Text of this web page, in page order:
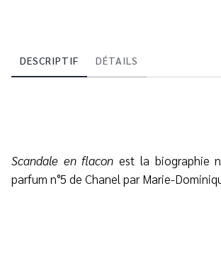
DESCRIPTIF DÉTAILS
Scandale en flaconest la biographie
parfum n°5 de Chanel par Marie-